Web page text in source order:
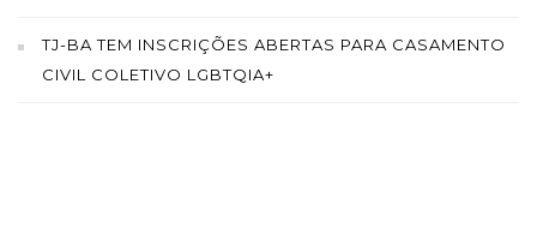
TJ-BA TEM INSCRIÇÕES ABERTAS PARA CASAMENTO
CIVIL COLETIVO LGBTQIA+